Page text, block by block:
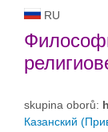
RU
skupina oborů:
Казанский